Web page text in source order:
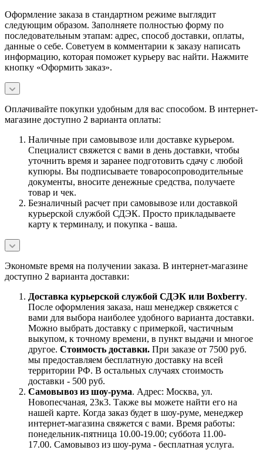
Оформление заказа в стандартном режиме выглядит
следующим образом. Заполняете полностью форму по
последовательным этапам: адрес, способ доставки, оплаты,
данные о себе. Советуем в комментарии к заказу написать
информацию, которая поможет курьеру вас найти. Нажмите
кнопку «Оформить заказ».
Оплачивайте покупки удобным для вас способом. В интернет-
магазине доступно 2 варианта оплаты:
Наличные при самовывозе или доставке курьером.
Специалист свяжется с вами в день доставки, чтобы
уточнить время и заранее подготовить сдачу с любой
купюры. Вы подписываете товаросопроводительные
документы, вносите денежные средства, получаете
товар и чек.
Безналичный расчет при самовывозе или доставкой
курьерской службой СДЭК. Просто прикладываете
карту к терминалу, и покупка - ваша.
Экономьте время на получении заказа. В интернет-магазине
доступно 2 варианта доставки:
Доставка курьерской службой СДЭК или Boxberry.
После оформления заказа, наш менеджер свяжется с
вами для выбора наиболее удобного варианта доставки.
Можно выбрать доставку с примеркой, частичным
выкупом, к точному времени, в пункт выдачи и многое
другое. Стоимость доставки. При заказе от 7500 руб.
мы предоставляем бесплатную доставку на всей
территории РФ. В остальных случаях стоимость
доставки - 500 руб.
Самовывоз из шоу-рума. Адрес: Москва, ул.
Новопесчаная, 23к3. Также вы можете найти его на
нашей карте. Когда заказ будет в шоу-руме, менеджер
интернет-магазина свяжется с вами. Время работы:
понедельник-пятница 10.00-19.00; суббота 11.00-
17.00. Самовывоз из шоу-рума - бесплатная услуга.